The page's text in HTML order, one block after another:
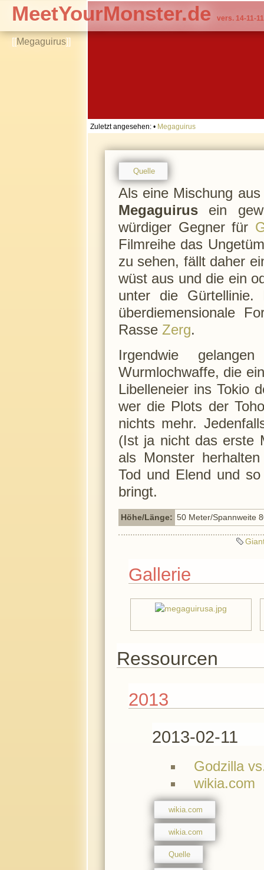
[[Megaguirus]]
MeetYourMonster.de vers. 14-11-11
Zuletzt angesehen: • Megaguirus
Quelle
Als eine Mischung
Megaguirusein
würdiger Gegner für
Filmreihe das
zu sehen, fällt daher
wüst aus und die ein
unter die
überdiemensionale
Rasse Zerg.
Irgendwie
Wurmlochwaffe, die
Libelleneier ins Tokio
wer die Plots der
nichts mehr.
(Ist ja nicht das erste
als Monster
Tod und Elend und
bringt.
Höhe/Länge: 50 Meter/Spannweite
Gallerie
Ressourcen
2013
2013-02-11
Godzilla
wikia.com
wikia.com
wikia.com
Quelle